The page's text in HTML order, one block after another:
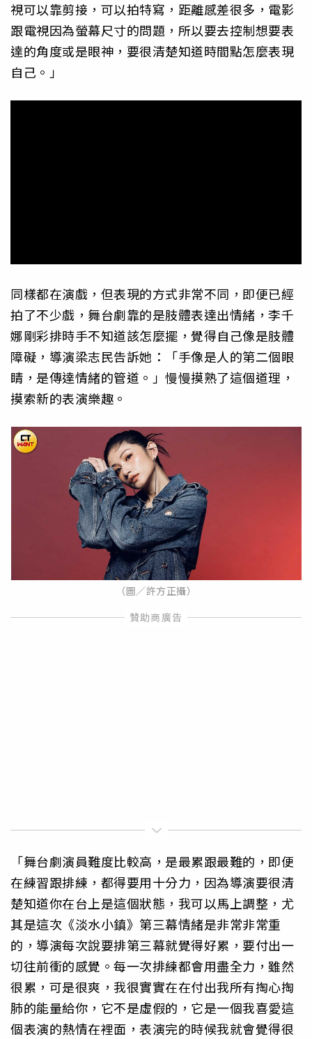
視可以靠剪接，可以拍特寫，距離感差很多，電影
跟電視因為螢幕尺寸的問題，所以要去控制想要表
達的角度或是眼神，要很清楚知道時間點怎麼表現
自己。」
同樣都在演戲，但表現的方式非常不同，即便已經
拍了不少戲，舞台劇靠的是肢體表達出情緒，李千
娜剛彩排時手不知道該怎麼擺，覺得自己像是肢體
障礙，導演梁志民告訴她：「手像是人的第二個眼
睛，是傳達情緒的管道。」慢慢摸熟了這個道理，
摸索新的表演樂趣。
（圖／許方正攝）
「舞台劇演員難度比較高，是最累跟最難的，即便
在練習跟排練，都得要用十分力，因為導演要很清
楚知道你在台上是這個狀態，我可以馬上調整，尤
其是這次《淡水小鎮》第三幕情緒是非常非常重
的，導演每次說要排第三幕就覺得好累，要付出一
切往前衝的感覺。每一次排練都會用盡全力，雖然
很累，可是很爽，我很實實在在付出我所有掏心掏
肺的能量給你，它不是虛假的，它是一個我喜愛這
個表演的熱情在裡面，表演完的時候我就會覺得很